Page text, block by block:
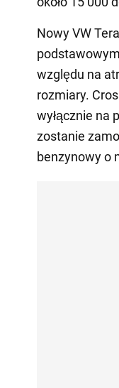
Nowy VW
względu na
rozmiary.
wyłącznie na
zostanie
benzynowy o